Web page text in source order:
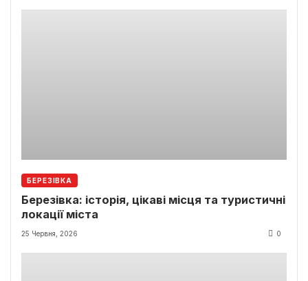
БЕРЕЗІВКА
Березівка: історія, цікаві місця та туристичні
локації міста
25 Червня, 2026 0